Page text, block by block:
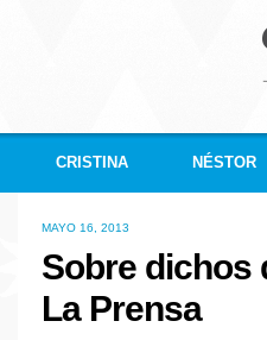
CRISTINA NÉSTOR
MAYO 16, 2013
Sobre dichos
La Prensa